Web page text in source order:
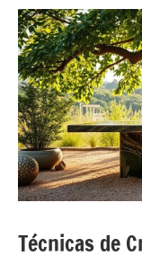
Técnicas de